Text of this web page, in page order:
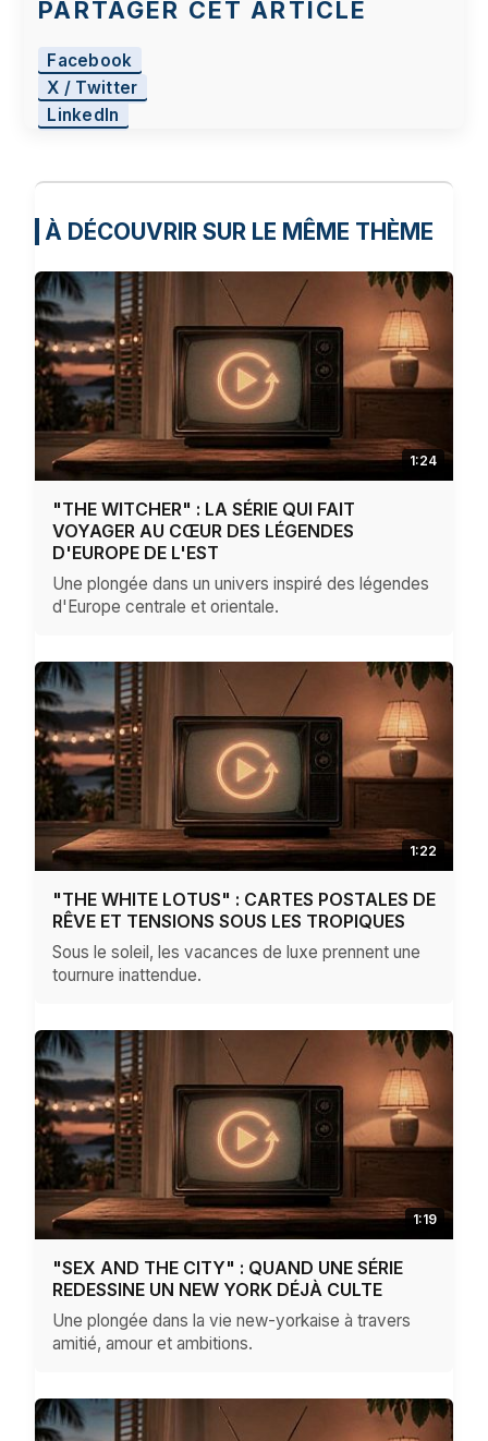
PARTAGER CET ARTICLE
Facebook
X / Twitter
LinkedIn
À DÉCOUVRIR SUR LE MÊME THÈME
1:24
"THE WITCHER" : LA SÉRIE QUI FAIT
VOYAGER AU CŒUR DES LÉGENDES
D'EUROPE DE L'EST
Une plongée dans un univers inspiré des légendes
d'Europe centrale et orientale.
1:22
"THE WHITE LOTUS" : CARTES POSTALES DE
RÊVE ET TENSIONS SOUS LES TROPIQUES
Sous le soleil, les vacances de luxe prennent une
tournure inattendue.
1:19
"SEX AND THE CITY" : QUAND UNE SÉRIE
REDESSINE UN NEW YORK DÉJÀ CULTE
Une plongée dans la vie new-yorkaise à travers
amitié, amour et ambitions.